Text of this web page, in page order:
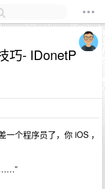
巧- IDonetP
个程序员了，你 iOS ，
……”